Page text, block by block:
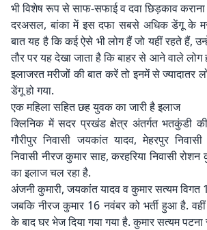
भी विशेष रूप से साफ-सफाई व दवा छिड़काव कराना
दरअसल, बांका में इस दफा सबसे अधिक डेंगू के
बात यह है कि कई ऐसे भी लोग हैं जो यहीं रहते हैं,
तौर पर यह देखा जाता है कि बाहर से आने वाले लोग
इलाजरत मरीजों की बात करें तो इनमें से ज्यादातर
डेंगू हो गया.
एक महिला सहित छह युवक का जारी है इलाज
क्लिनिक में सदर प्रखंड क्षेत्र अंतर्गत भतकुंडी
गौरीपुर निवासी जयकांत यादव, मेहरपुर
निवासी नीरज कुमार साह, करहरिया निवासी रोशन
का इलाज चल रहा है.
अंजनी कुमारी, जयकांत यादव व कुमार सत्यम विगत
जबकि नीरज कुमार 16 नवंबर को भर्ती हुआ है.
के बाद घर भेज दिया गया गया है. कुमार सत्यम